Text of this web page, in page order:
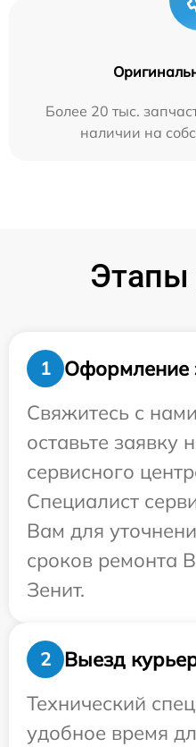
Более 20 тыс.
наличии на
Этапы
1
Оформление
Свяжитесь с
оставьте заявку
сервисного
Специалист
Вам для
сроков ремонта
Зенит.
2
Выезд
Технический
удобное время